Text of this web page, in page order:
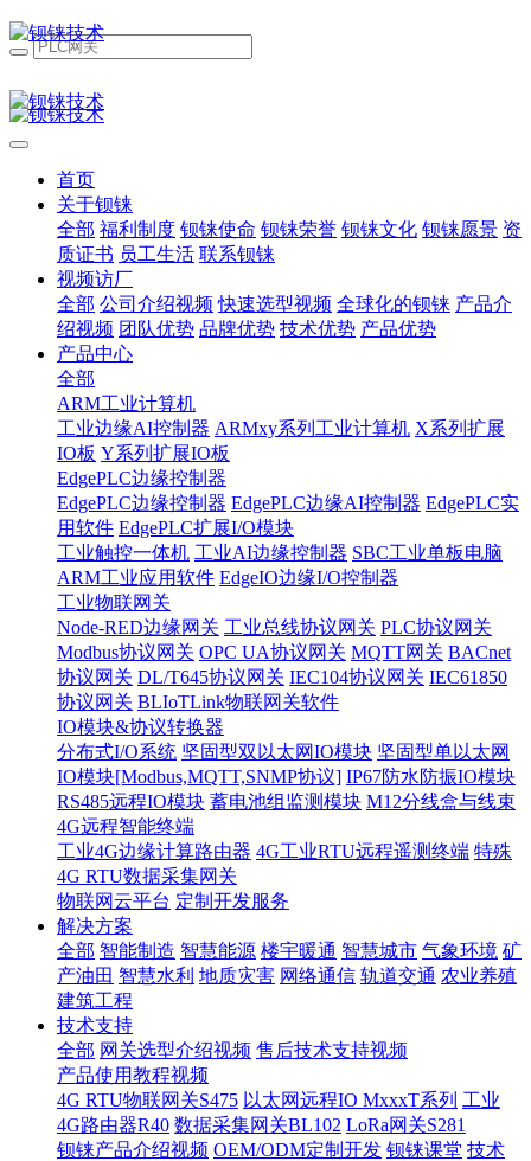
首页
关于钡铼
全部 福利制度 钡铼使命 钡铼荣誉 钡铼文化 钡铼愿景 资
质证书 员工生活 联系钡铼
视频访厂
全部 公司介绍视频 快速选型视频 全球化的钡铼 产品介
绍视频 团队优势 品牌优势 技术优势 产品优势
产品中心
全部
ARM工业计算机
工业边缘AI控制器 ARMxy系列工业计算机 X系列扩展
IO板 Y系列扩展IO板
EdgePLC边缘控制器
EdgePLC边缘控制器 EdgePLC边缘AI控制器 EdgePLC实
用软件 EdgePLC扩展I/O模块
工业触控一体机 工业AI边缘控制器 SBC工业单板电脑
ARM工业应用软件 EdgeIO边缘I/O控制器
工业物联网关
Node-RED边缘网关 工业总线协议网关 PLC协议网关
Modbus协议网关 OPC UA协议网关 MQTT网关 BACnet
协议网关 DL/T645协议网关 IEC104协议网关 IEC61850
协议网关 BLIoTLink物联网关软件
IO模块&协议转换器
分布式I/O系统 坚固型双以太网IO模块 坚固型单以太网
IO模块[Modbus,MQTT,SNMP协议] IP67防水防振IO模块
RS485远程IO模块 蓄电池组监测模块 M12分线盒与线束
4G远程智能终端
工业4G边缘计算路由器 4G工业RTU远程遥测终端 特殊
4G RTU数据采集网关
物联网云平台 定制开发服务
解决方案
全部 智能制造 智慧能源 楼宇暖通 智慧城市 气象环境 矿
产油田 智慧水利 地质灾害 网络通信 轨道交通 农业养殖
建筑工程
技术支持
全部 网关选型介绍视频 售后技术支持视频
产品使用教程视频
4G RTU物联网关S475 以太网远程IO MxxxT系列 工业
4G路由器R40 数据采集网关BL102 LoRa网关S281
钡铼产品介绍视频 OEM/ODM定制开发 钡铼课堂 技术